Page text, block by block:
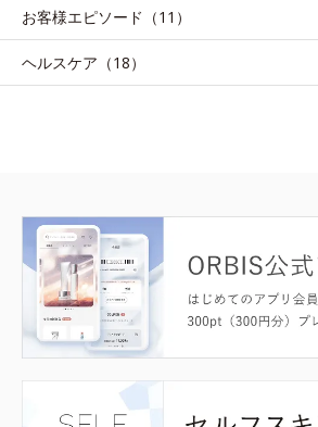
お客様エピソード（11）
ヘルスケア（18）